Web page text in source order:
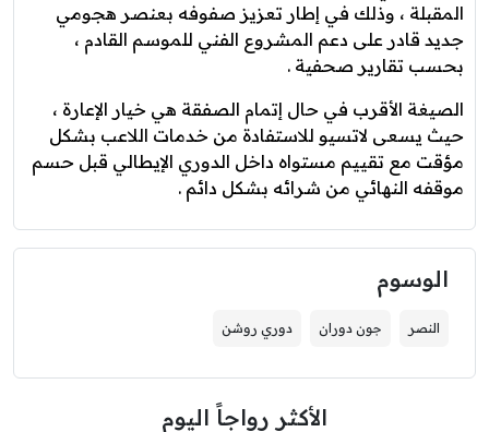
المقبلة ، وذلك في إطار تعزيز صفوفه بعنصر هجومي
جديد قادر على دعم المشروع الفني للموسم القادم ،
بحسب تقارير صحفية .
الصيغة الأقرب في حال إتمام الصفقة هي خيار الإعارة ،
حيث يسعى لاتسيو للاستفادة من خدمات اللاعب بشكل
مؤقت مع تقييم مستواه داخل الدوري الإيطالي قبل حسم
موقفه النهائي من شرائه بشكل دائم .
الوسوم
النصر جون دوران دوري روشن
الأكثر رواجاً اليوم